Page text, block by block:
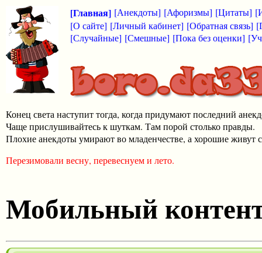
[Главная] [Анекдоты] [Афоризмы] [Цитаты]
[О сайте] [Личный кабинет] [Обратная связь]
[Случайные] [Смешные] [Пока без оценки]
Конец света наступит тогда, когда придумают последний
Чаще прислушивайтесь к шуткам. Там порой столько правды.
Плохие анекдоты умирают во младенчестве, а хорошие живут
Перезимовали весну, перевеснуем и лето.
Мобильный